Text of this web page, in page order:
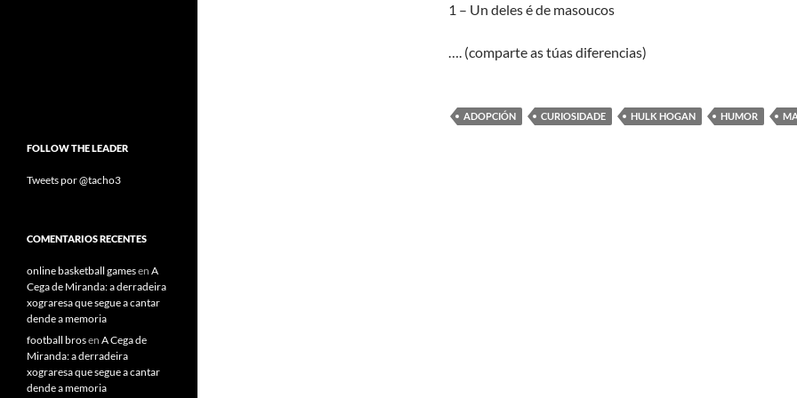
1 – Un deles é de masoucos
…. (comparte as túas diferencias)
ADOPCIÓN CURIOSIDADE HULK HOGAN HUMOR
FOLLOW THE LEADER
Tweets por @tacho3
COMENTARIOS RECENTES
online basketball gamesen A
Cega de Miranda: a derradeira
xograresa que segue a cantar
dende a memoria
football brosen A Cega de
Miranda: a derradeira
xograresa que segue a cantar
dende a memoria